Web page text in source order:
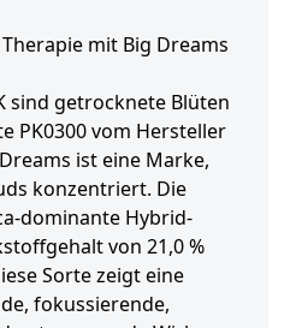
mit Big Dreams
sind getrocknete Blüten
PK0300 vom Hersteller
ist eine Marke,
konzentriert. Die
dominante Hybrid-
von 21,0 %
Sorte zeigt eine
fokussierende,